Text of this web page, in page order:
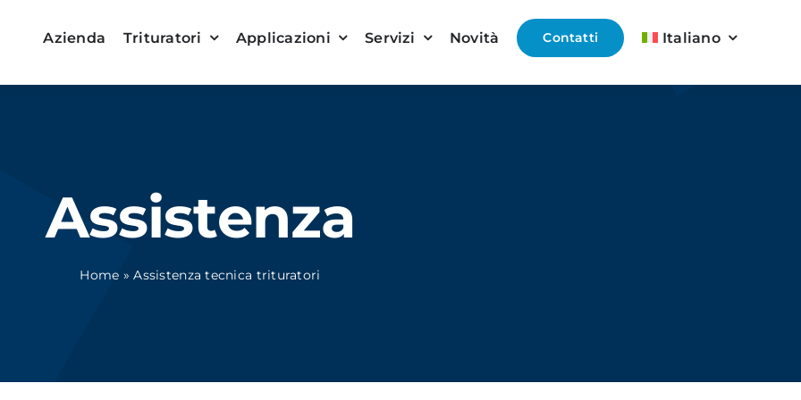
Azienda Trituratori Applicazioni Servizi Novità Contatti Italiano
Assistenza
Home »Assistenza tecnica trituratori